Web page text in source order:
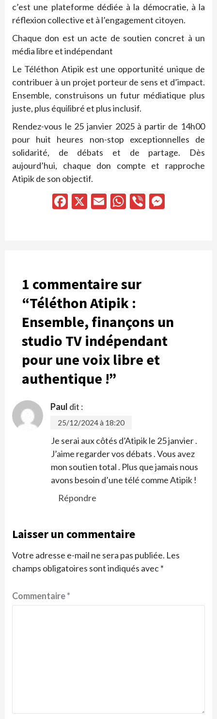
c’est une plateforme dédiée à la démocratie, à la
réflexion collective et à l’engagement citoyen.
Chaque don est un acte de soutien concret à un
média libre et indépendant
Le Téléthon Atipik est une opportunité unique de
contribuer à un projet porteur de sens et d’impact.
Ensemble, construisons un futur médiatique plus
juste, plus équilibré et plus inclusif.
Rendez-vous le 25 janvier 2025 à partir de 14h00
pour huit heures non-stop exceptionnelles de
solidarité, de débats et de partage. Dès
aujourd’hui, chaque don compte et rapproche
Atipik de son objectif.
Facebook
X EmailWhatsApp
Viber
1 commentaire sur
“Téléthon Atipik :
Ensemble, finançons un
studio TV indépendant
pour une voix libre et
authentique !”
Paul dit :
25/12/2024 à 18:20
Je serai aux côtés d’Atipik le 25 janvier .
J’aime regarder vos débats . Vous avez
mon soutien total . Plus que jamais nous
avons besoin d’une télé comme Atipik !
Répondre
Laisser un commentaire
Votre adresse e-mail ne sera pas publiée. Les
champs obligatoires sont indiqués avec*
Commentaire*